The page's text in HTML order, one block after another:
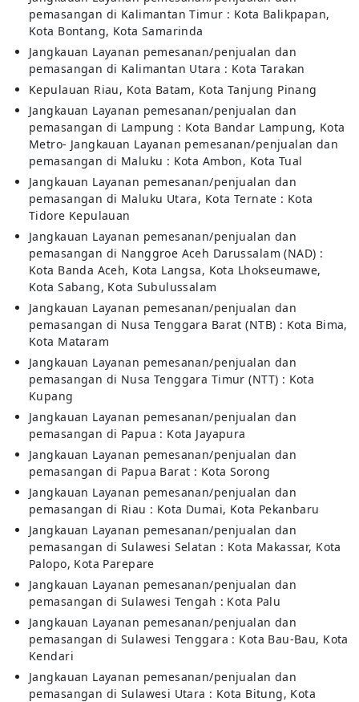
pemasangan di Kalimantan Timur : Kota Balikpapan,
Kota Bontang, Kota Samarinda
Jangkauan Layanan pemesanan/penjualan dan
pemasangan di Kalimantan Utara : Kota Tarakan
Kepulauan Riau, Kota Batam, Kota Tanjung Pinang
Jangkauan Layanan pemesanan/penjualan dan
pemasangan di Lampung : Kota Bandar Lampung, Kota
Metro- Jangkauan Layanan pemesanan/penjualan dan
pemasangan di Maluku : Kota Ambon, Kota Tual
Jangkauan Layanan pemesanan/penjualan dan
pemasangan di Maluku Utara, Kota Ternate : Kota
Tidore Kepulauan
Jangkauan Layanan pemesanan/penjualan dan
pemasangan di Nanggroe Aceh Darussalam (NAD) :
Kota Banda Aceh, Kota Langsa, Kota Lhokseumawe,
Kota Sabang, Kota Subulussalam
Jangkauan Layanan pemesanan/penjualan dan
pemasangan di Nusa Tenggara Barat (NTB) : Kota Bima,
Kota Mataram
Jangkauan Layanan pemesanan/penjualan dan
pemasangan di Nusa Tenggara Timur (NTT) : Kota
Kupang
Jangkauan Layanan pemesanan/penjualan dan
pemasangan di Papua : Kota Jayapura
Jangkauan Layanan pemesanan/penjualan dan
pemasangan di Papua Barat : Kota Sorong
Jangkauan Layanan pemesanan/penjualan dan
pemasangan di Riau : Kota Dumai, Kota Pekanbaru
Jangkauan Layanan pemesanan/penjualan dan
pemasangan di Sulawesi Selatan : Kota Makassar, Kota
Palopo, Kota Parepare
Jangkauan Layanan pemesanan/penjualan dan
pemasangan di Sulawesi Tengah : Kota Palu
Jangkauan Layanan pemesanan/penjualan dan
pemasangan di Sulawesi Tenggara : Kota Bau-Bau, Kota
Kendari
Jangkauan Layanan pemesanan/penjualan dan
pemasangan di Sulawesi Utara : Kota Bitung, Kota